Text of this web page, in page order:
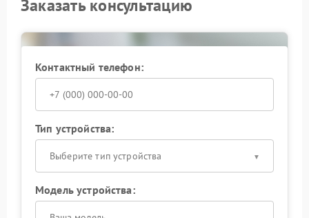
подход
Сервисный центр Olympus работает по регламентам
комплектующие и фиксирует этапы работ. Это
обеспечивает предсказуемый результат и
стабильную работу камеры после ремонта, что
особенно важно для ответственной съемки.
Заказать консультацию
Контактный телефон:
Тип устройства:
Выберите тип устройства
Модель устройства: